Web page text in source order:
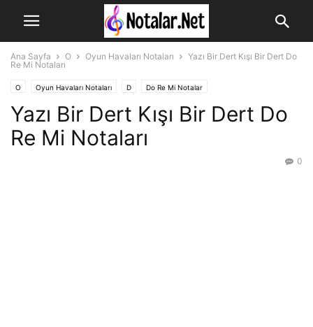
Ana Sayfa O Oyun Havaları Notaları
Yazı Bir Dert Kışı Bir Dert Do
Re Mi Notaları
O Oyun Havaları Notaları D Do Re Mi Notalar
Yazı Bir Dert Kışı Bir Dert Do
Re Mi Notaları
0